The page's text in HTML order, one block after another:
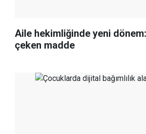
Aile hekimliğinde yeni
çeken madde